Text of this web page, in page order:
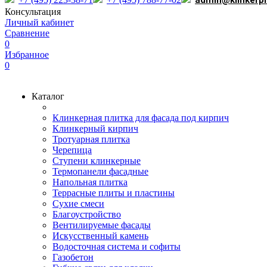
Консультация
Личный кабинет
Сравнение
0
Избранное
0
Каталог
Клинкерная плитка для фасада под кирпич
Клинкерный кирпич
Тротуарная плитка
Черепица
Ступени клинкерные
Термопанели фасадные
Напольная плитка
Террасные плиты и пластины
Сухие смеси
Благоустройство
Вентилируемые фасады
Искусственный камень
Водосточная система и софиты
Газобетон